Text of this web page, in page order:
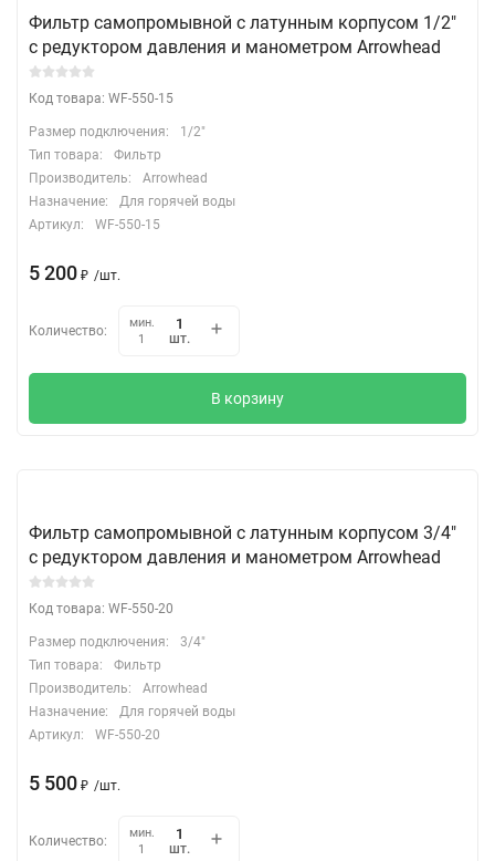
Фильтр самопромывной c латунным корпусом 1/2"
c редуктором давления и манометром Arrowhead
Код товара: WF-550-15
Размер подключения:
1/2"
Тип товара:
Фильтр
Производитель:
Arrowhead
Назначение:
Для горячей воды
Артикул:
WF-550-15
5 200 ₽ /шт.
Количество:
мин.
1
шт.
В корзину
Фильтр самопромывной c латунным корпусом 3/4"
c редуктором давления и манометром Arrowhead
Код товара: WF-550-20
Размер подключения:
3/4"
Тип товара:
Фильтр
Производитель:
Arrowhead
Назначение:
Для горячей воды
Артикул:
WF-550-20
5 500 ₽ /шт.
Количество:
мин.
1
шт.